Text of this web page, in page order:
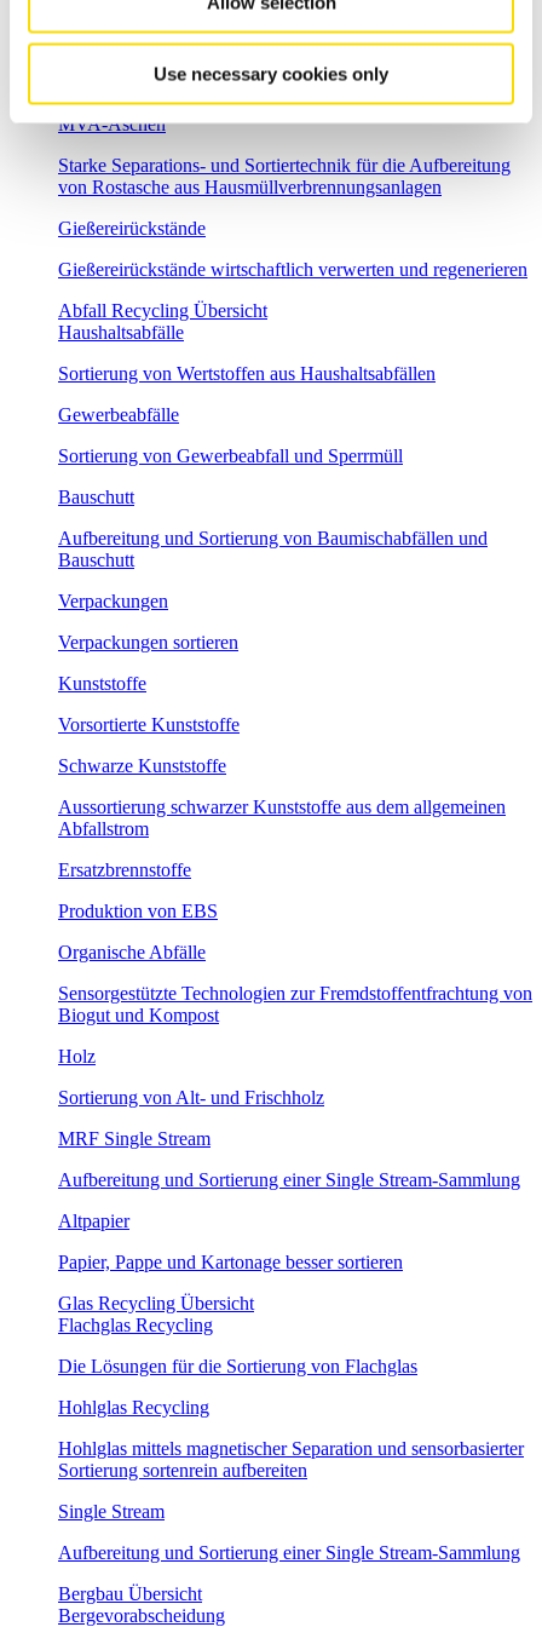
Use necessary cookies only
Elektroschrott Recycling
MVA-Aschen
Starke Separations- und Sortiertechnik für die Aufbereitung
von Rostasche aus Hausmüllverbrennungsanlagen
Gießereirückstände
Gießereirückstände wirtschaftlich verwerten und regenerieren
Abfall Recycling Übersicht
Haushaltsabfälle
Sortierung von Wertstoffen aus Haushaltsabfällen
Gewerbeabfälle
Sortierung von Gewerbeabfall und Sperrmüll
Bauschutt
Aufbereitung und Sortierung von Baumischabfällen und
Bauschutt
Verpackungen
Verpackungen sortieren
Kunststoffe
Vorsortierte Kunststoffe
Schwarze Kunststoffe
Aussortierung schwarzer Kunststoffe aus dem allgemeinen
Abfallstrom
Ersatzbrennstoffe
Produktion von EBS
Organische Abfälle
Sensorgestützte Technologien zur Fremdstoffentfrachtung von
Biogut und Kompost
Holz
Sortierung von Alt- und Frischholz
MRF Single Stream
Aufbereitung und Sortierung einer Single Stream-Sammlung
Altpapier
Papier, Pappe und Kartonage besser sortieren
Glas Recycling Übersicht
Flachglas Recycling
Die Lösungen für die Sortierung von Flachglas
Hohlglas Recycling
Hohlglas mittels magnetischer Separation und sensorbasierter
Sortierung sortenrein aufbereiten
Single Stream
Aufbereitung und Sortierung einer Single Stream-Sammlung
Bergbau Übersicht
Bergevorabscheidung